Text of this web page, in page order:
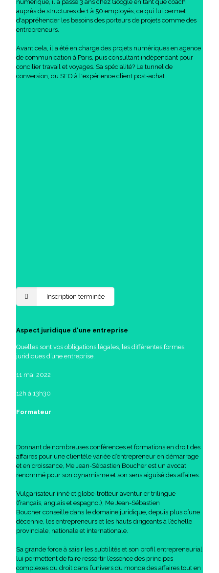
numérique, il a passé 3 ans chez Google en tant que coach
auprès de structures de 1 à 50 employés, ce qui lui permet
d'appréhender les besoins des porteurs de projets comme des
entrepreneurs.
Avant cela, il a été en charge des projets numériques en agence
de communication à Paris, puis consultant indépendant pour
concilier travail et voyages. Sa spécialité? Le tunnel de
conversion, du SEO à l'expérience client post-achat.
Inscription terminée
Aspect juridique d'une entreprise
Quelles sont vos obligations légales, les différentes formes
juridiques d’une entreprise.
11 mai 2022
12h à 13h30
Formateur
Donnant de nombreuses conférences et formations en droit des
affaires pour une clientèle variée d’entrepreneur en démarrage
et en croissance, Me Jean-Sébastien Boucher est un avocat
renommé pour son dynamisme et son sens aiguisé des affaires.
Vulgarisateur inné et globe-trotteur aventurier trilingue
(français, anglais et espagnol), Me Jean-Sébastien
Boucher conseille dans le domaine juridique, depuis plus d’une
décennie, les entrepreneurs et les hauts dirigeants à l’échelle
provinciale, nationale et internationale.
Sa grande force à saisir les subtilités et son profil entrepreneurial
lui permettent de faire ressortir l’essence des principes
complexes du droit dans l’univers du monde des affaires tout en